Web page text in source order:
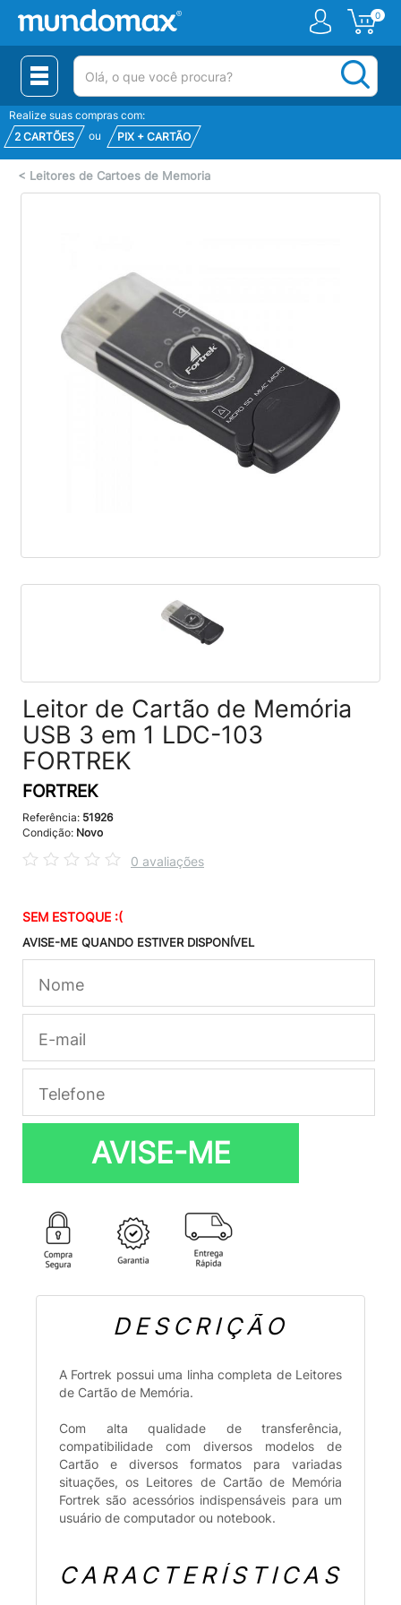
0
(pesquisar)
Realize suas compras com:
2 CARTÕES
ou PIX + CARTÃO
< Leitores de Cartoes de Memoria
Leitor de Cartão de Memória
USB 3 em 1 LDC-103
FORTREK
FORTREK
Referência: 51926
Condição: Novo
0 avaliações
SEM ESTOQUE :(
AVISE-ME QUANDO ESTIVER DISPONÍVEL
AVISE-ME
DESCRIÇÃO
A Fortrek possui uma linha completa de Leitores
de Cartão de Memória.
Com alta qualidade de transferência,
compatibilidade com diversos modelos de
Cartão e diversos formatos para variadas
situações, os Leitores de Cartão de Memória
Fortrek são acessórios indispensáveis para um
usuário de computador ou notebook.
CARACTERÍSTICAS